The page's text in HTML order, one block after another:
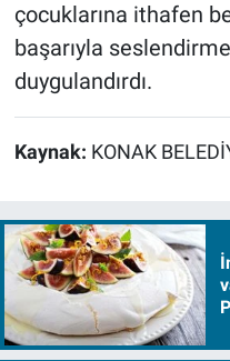
çocuklarına ithafen
başarıyla
duygulandırdı.
Kaynak: KONAK